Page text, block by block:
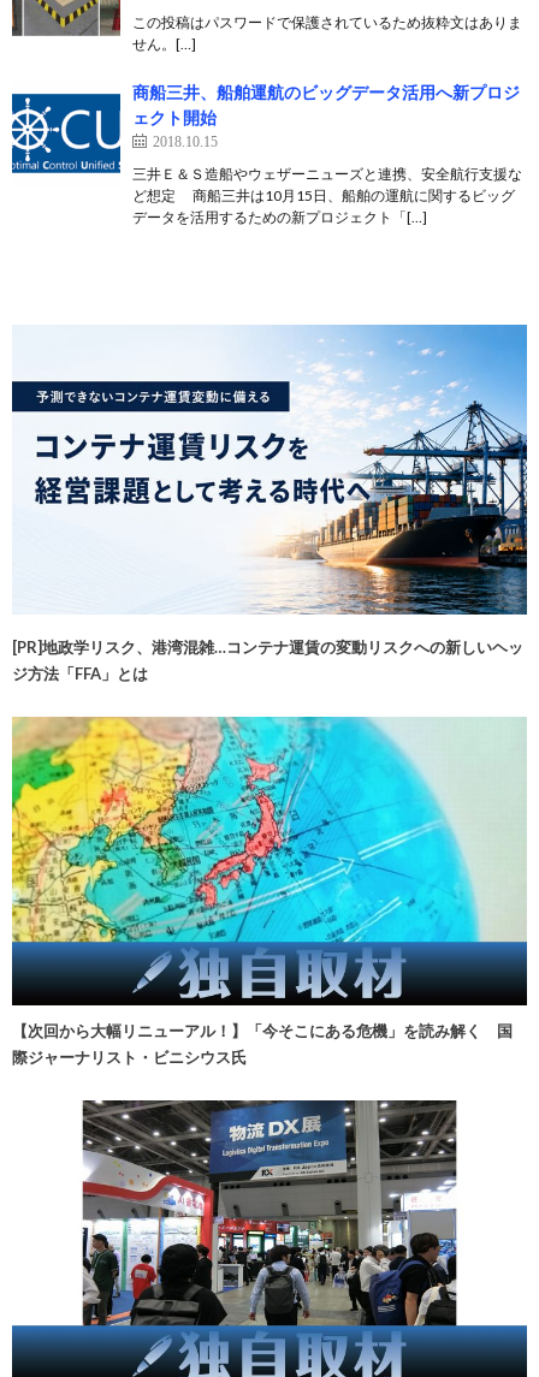
この投稿はパスワードで保護されているため抜粋文はありま
せん。[…]
商船三井、船舶運航のビッグデータ活用へ新プロジ
ェクト開始
2018.10.15
三井Ｅ＆Ｓ造船やウェザーニューズと連携、安全航行支援な
ど想定 商船三井は10月15日、船舶の運航に関するビッグ
データを活用するための新プロジェクト「[…]
[PR]地政学リスク、港湾混雑…コンテナ運賃の変動リスクへの新しいヘッ
ジ方法「FFA」とは
【次回から大幅リニューアル！】「今そこにある危機」を読み解く 国
際ジャーナリスト・ビニシウス氏